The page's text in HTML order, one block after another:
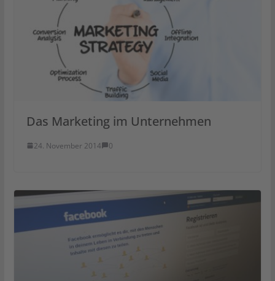
Das Marketing im Unternehmen
24. November 2014 0